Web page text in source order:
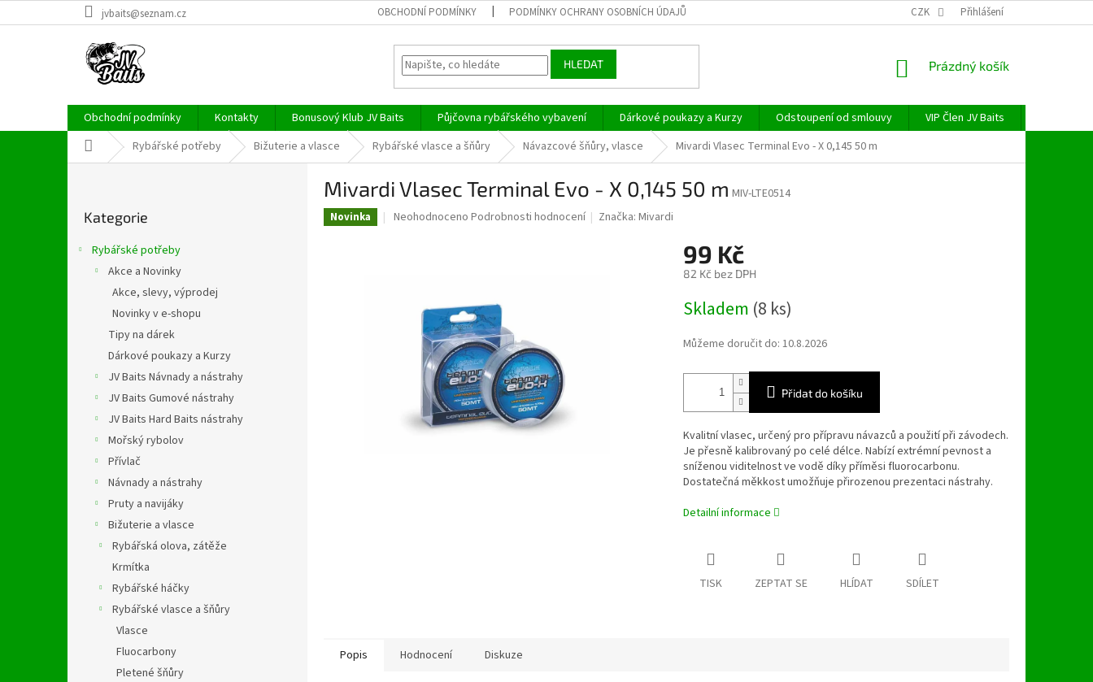
na
jvbaits@seznam.cz OBCHODNÍ PODMÍNKY PODMÍNKY OCHRANY OSOBNÍCH ÚDAJŮ CZK Přihlášení
HLEDAT
NÁKUPNÍ
Prázdný košík
Obchodní podmínky Kontakty Bonusový Klub JV Baits Půjčovna rybářského vybavení Dárkové poukazy a Kurzy Odstoupení od smlouvy VIP Člen JV Baits
Domů Rybářské potřeby Bižuterie a vlasce Rybářské vlasce a šňůry Návazcové šňůry, vlasce Mivardi Vlasec Terminal Evo - X 0,145 50 m
kategorie
Kategorie
Rybářské potřeby
Akce a Novinky
Akce, slevy, výprodej
Novinky v e-shopu
Tipy na dárek
Dárkové poukazy a Kurzy
JV Baits Návnady a nástrahy
JV Baits Gumové nástrahy
JV Baits Hard Baits nástrahy
Mořský rybolov
Přívlač
Návnady a nástrahy
Pruty a navijáky
Bižuterie a vlasce
Rybářská olova, zátěže
Krmítka
Rybářské háčky
Rybářské vlasce a šňůry
Vlasce
Fluocarbony
Pletené šňůry
Mivardi Vlasec Terminal Evo - X 0,145 50 m MIV-LTE0514
Novinka
Průměrné
hvězdiček.
Neohodnoceno Podrobnosti hodnocení Značka:Mivardi
99 Kč
82 Kč bez DPH
cena:
Skladem (8 ks)
Můžeme doručit do: 10.8.2026
Přidat do košíku
Kvalitní vlasec, určený pro přípravu návazců a použití při závodech.
Je přesně kalibrovaný po celé délce. Nabízí extrémní pevnost a
sníženou viditelnost ve vodě díky příměsi fluorocarbonu.
Dostatečná měkkost umožňuje přirozenou prezentaci nástrahy.
Detailní informace
TISK ZEPTAT SE HLÍDAT SDÍLET
Popis Hodnocení Diskuze